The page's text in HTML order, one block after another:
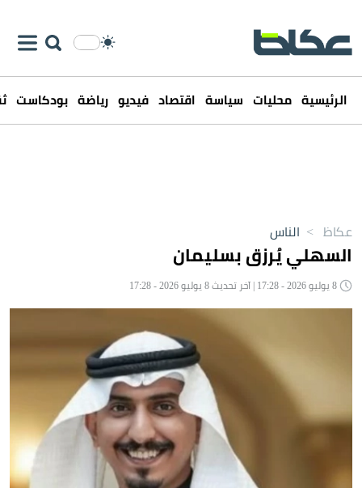
الرئيسية محليات سياسة اقتصاد فيديو رياضة بودكاست
عكاظ > الناس
السهلي يُرزق بسليمان